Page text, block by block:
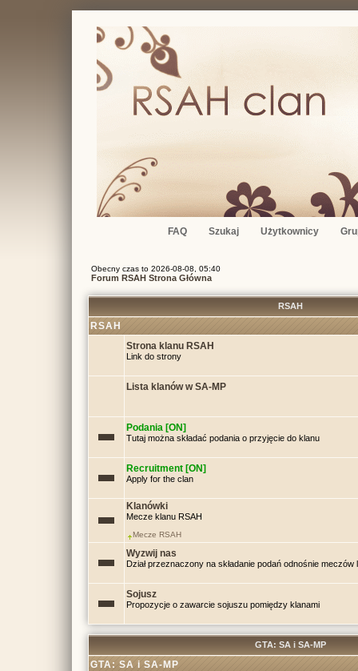
FAQ Szukaj Użytkownicy
Obecny czas to 2026-08-08, 05:40
Forum RSAH Strona Główna
RSAH
RSAH
Strona klanu RSAH
Link do strony
Lista klanów w SA-MP
Podania [ON]
Tutaj można składać podania o przyjęcie do klanu
Recruitment [ON]
Apply for the clan
Klanówki
Mecze klanu RSAH
Mecze RSAH
Wyzwij nas
Dział przeznaczony na składanie podań odnośnie
Sojusz
Propozycje o zawarcie sojuszu pomiędzy klanami
GTA: SA i SA-MP
GTA: SA i SA-MP